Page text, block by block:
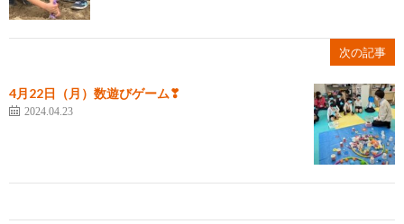
次の記事
4月22日（月）数遊びゲーム❣
2024.04.23